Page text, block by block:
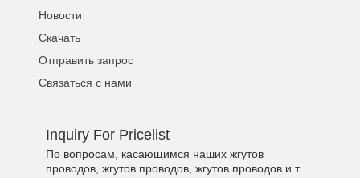
Новости
Скачать
Отправить запрос
Связаться с нами
Inquiry For Pricelist
По вопросам, касающимся наших жгутов
проводов, жгутов проводов, жгутов проводов и т.